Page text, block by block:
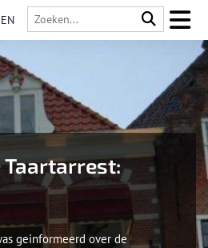
EN
Taartarrest:
geinformeerd over de